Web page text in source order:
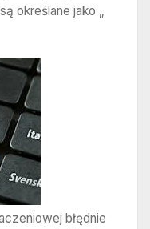
określane jako „
błędnie